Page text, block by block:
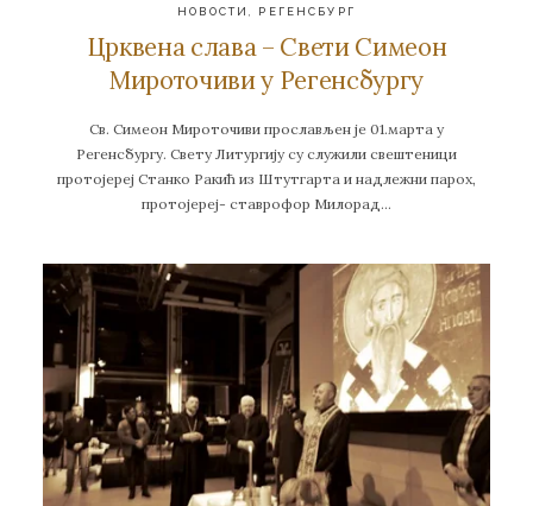
НОВОСТИ РЕГЕНСБУРГ
Црквена слава – Свети Симеон
Мироточиви у Регенсбургу
Св. Симеон Мироточиви прослављен је 01.марта у
Регенсбургу. Свету Литургију су служили свештеници
протојереј Станко Ракић из Штутгарта и надлежни парох,
протојереј- ставрофор Милорад…